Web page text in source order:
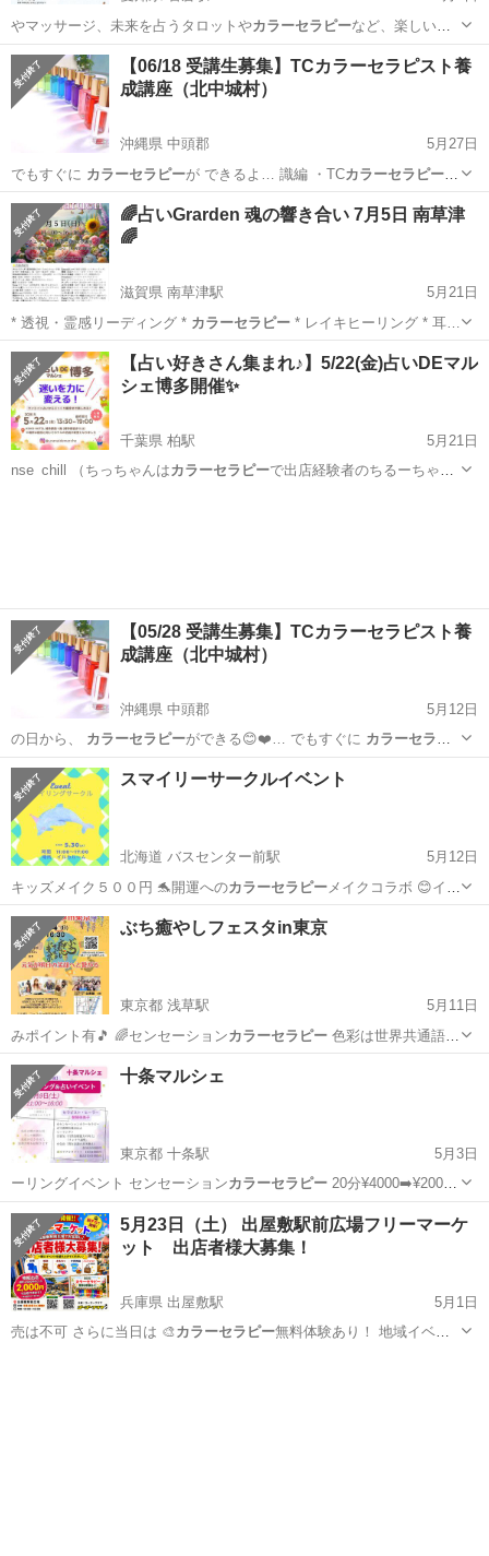
やマッサージ、未来を占うタロットやカラーセラピーなど、楽しいブ
ースがぎゅっと詰まっ…
愛知 岩倉市 岩倉駅 その他 マーケット
【06/18 受講生募集】TCカラーセラピスト養
成講座（北中城村）
沖縄県 中頭郡
5月27日
でもすぐに カラーセラピーが できるよ… 識編 ・TCカラーセラピーに
ついて ・… ーリング ・カラーセラピー と心理学 ・… 傾聴 💎カラー
セラピーのやり方 ・… ンで すぐにカラーセラピーが できる...
沖縄 中頭郡 ワークショップ カラーセラピー
🌈占いGrarden 魂の響き合い 7月5日 南草津
🌈
滋賀県 南草津駅
5月21日
* 透視・霊感リーディング * カラーセラピー* レイキヒーリング * 耳…
滋賀 草津市 南草津駅 その他 マルシェ
【占い好きさん集まれ♪】5/22(金)占いDEマル
シェ博多開催✨
千葉県 柏駅
5月21日
nse_chill （ちっちゃんはカラーセラピーで出店経験者のちるーちゃ
【05/28 受講生募集】TCカラーセラピスト養
成講座（北中城村）
沖縄県 中頭郡
5月12日
の日から、 カラーセラピーができる😊❤️… でもすぐに カラーセラピ
ーが できるよ… 識編 ・TCカラーセラピーについて ・… ーリング ・
カラーセラピー
と心理学 ・… 傾聴 💎カラーセラピー
沖縄 中頭郡 ワークショップ カラーセラピー
スマイリーサークルイベント
北海道 バスセンター前駅
5月12日
キッズメイク５００円 🐬開運へのカラーセラピーメイクコラボ 😊イン
スタ @m…
北海道 札幌市 バスセンター前駅 その他
インナーチャイルド
ぶち癒やしフェスタin東京
東京都 浅草駅
5月11日
みポイント有🎵 🌈センセーションカラーセラピー色彩は世界共通語そ
して真我と共鳴…
東京 台東区 浅草駅
十条マルシェ
東京都 十条駅
5月3日
ーリングイベント センセーションカラーセラピー20分¥4000➡️¥2000
…東京 北区 十条駅 その他 マルシェ
5月23日（土） 出屋敷駅前広場フリーマーケ
ット 出店者様大募集！
兵庫県 出屋敷駅
5月1日
売は不可 さらに当日は 🎨カラーセラピー無料体験あり！ 地域イベン